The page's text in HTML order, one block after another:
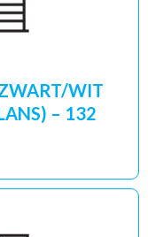
WIT
– 132